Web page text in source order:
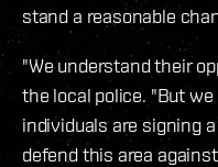
stand a reasonable
"We understand their
the local police. "But
individuals are signing
defend this area